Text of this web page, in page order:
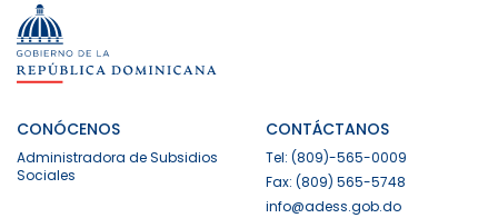
CONÓCENOS
Administradora de Subsidios
Sociales
CONTÁCTANOS
Tel: (809)-565-0009
Fax: (809) 565-5748
info@adess.gob.do